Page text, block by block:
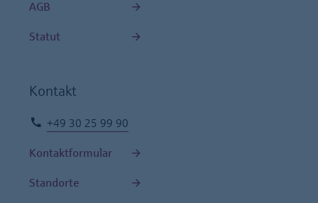
AGB
Statut
Kontakt
+49 30 25 99 90
Kontaktformular
Standorte